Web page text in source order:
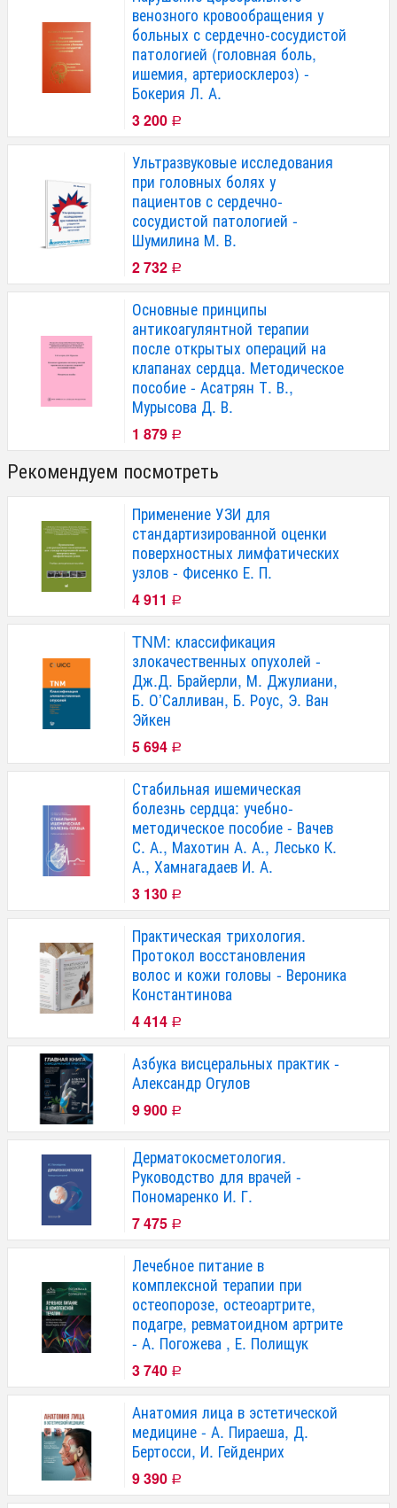
венозного кровообращения у
больных с сердечно-сосудистой
патологией (головная боль,
ишемия, артериосклероз) -
Бокерия Л. А.
3 200 Р
Ультразвуковые исследования
при головных болях у
пациентов с сердечно-
сосудистой патологией -
Шумилина М. В.
2 732 Р
Основные принципы
антикоагулянтной терапии
после открытых операций на
клапанах сердца. Методическое
пособие - Асатрян Т. В.,
Мурысова Д. В.
1 879 Р
Рекомендуем посмотреть
Применение УЗИ для
стандартизированной оценки
поверхностных лимфатических
узлов - Фисенко Е. П.
4 911 Р
TNM: классификация
злокачественных опухолей -
Дж.Д. Брайерли, М. Джулиани,
Б. О’Салливан, Б. Роус, Э. Ван
Эйкен
5 694 Р
Стабильная ишемическая
болезнь сердца: учебно-
методическое пособие - Вачев
С. А., Махотин А. А., Лесько К.
А., Хамнагадаев И. А.
3 130 Р
Практическая трихология.
Протокол восстановления
волос и кожи головы - Вероника
Константинова
4 414 Р
Азбука висцеральных практик -
Александр Огулов
9 900 Р
Дерматокосметология.
Руководство для врачей -
Пономаренко И. Г.
7 475 Р
Лечебное питание в
комплексной терапии при
остеопорозе, остеоартрите,
подагре, ревматоидном артрите
- А. Погожева , Е. Полищук
3 740 Р
Анатомия лица в эстетической
медицине - А. Пираеша, Д.
Бертосси, И. Гейденрих
9 390 Р